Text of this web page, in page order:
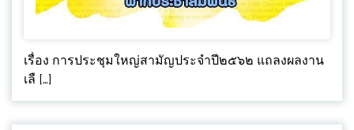
เรื่อง การประชุมใหญ่สามัญประจำปี๒๕๖๒ แถลงผลงาน
เลื […]